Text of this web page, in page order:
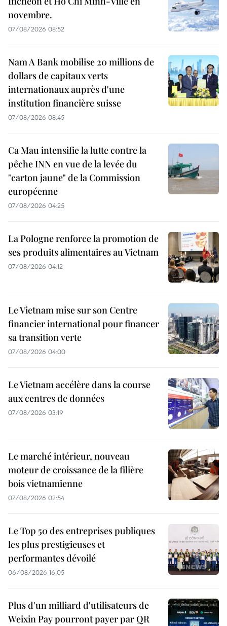
novembre.
07/08/2026 08:52
Nam A Bank mobilise 20 millions de
dollars de capitaux verts
internationaux auprès d'une
institution financière suisse
07/08/2026 08:45
Ca Mau intensifie la lutte contre la
pêche INN en vue de la levée du
"carton jaune" de la Commission
européenne
07/08/2026 04:25
La Pologne renforce la promotion de
ses produits alimentaires au Vietnam
07/08/2026 04:12
Le Vietnam mise sur son Centre
financier international pour financer
sa transition verte
07/08/2026 04:00
Le Vietnam accélère dans la course
aux centres de données
07/08/2026 03:19
Le marché intérieur, nouveau
moteur de croissance de la filière
bois vietnamienne
07/08/2026 02:54
Le Top 50 des entreprises publiques
les plus prestigieuses et
performantes dévoilé
06/08/2026 16:05
Plus d'un milliard d'utilisateurs de
Weixin Pay pourront payer par QR